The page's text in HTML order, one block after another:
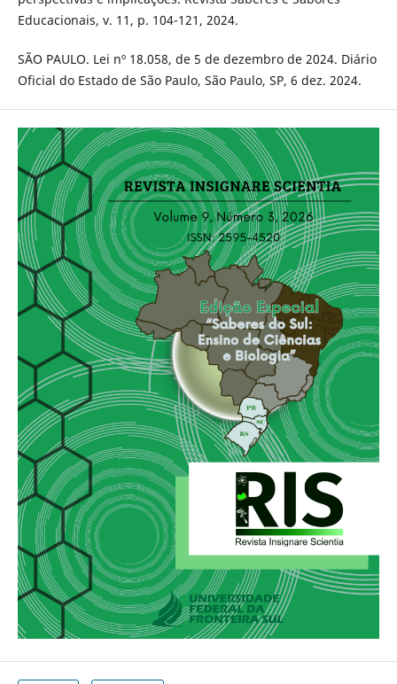
Educacionais, v. 11, p. 104-121, 2024.
SÃO PAULO. Lei nº 18.058, de 5 de dezembro de 2024. Diário
Oficial do Estado de São Paulo, São Paulo, SP, 6 dez. 2024.